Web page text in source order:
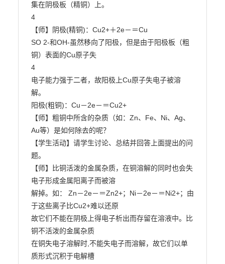
集在阴极板（精铜）上。
4
【师】阴极(精铜)：Cu2+＋2e－＝Cu
SO 2-和OH-虽然移向了阳极，但是由于阳极板（粗
铜）表面的Cu原子失
4
电子能力强于二者，故阳极上Cu原子失电子被溶
解。
阳极(粗铜)：Cu－2e－＝Cu2+
【师】粗铜中所含的杂质（如：Zn、Fe、Ni、Ag、
Au等）是如何除去的呢？
【学生活动】请学生讨论、总结并回答上面提出的问
题。
【师】比铜活泼的金属杂质，在铜溶解的同时也会失
电子形成金属阳离子而被溶
解掉。如： Zn－2e－＝Zn2+；Ni－2e－＝Ni2+；由
于这些离子比Cu2+难以还原
故它们不能在阴极上得电子析出而存留在溶液中。比
铜不活泼的金属杂质
在铜失电子溶解时,不能失电子而溶解，故它们以单
质形式沉积于电解槽